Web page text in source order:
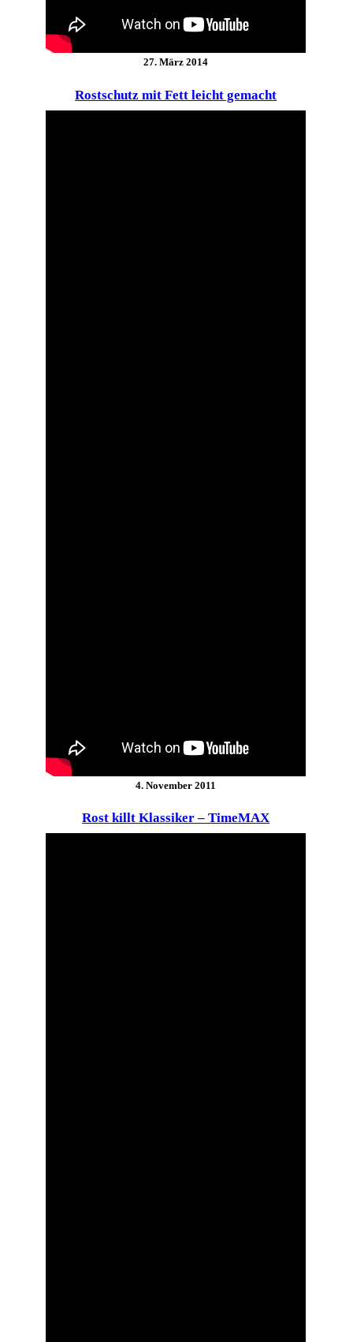
27. März 2014
Rostschutz mit Fett leicht gemacht
4. November 2011
Rost killt Klassiker – TimeMAX